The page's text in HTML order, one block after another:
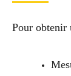
Pour obtenir